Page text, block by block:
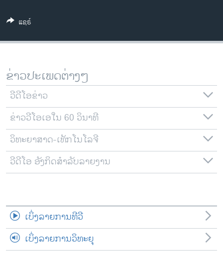
ທຸລະກິດ
ພາສາອັງກິດ
ສຽງ
ລາຍການກະຈາຍສຽງ
ລາຍງານ
ຕິດຕາມພວກເຮົາ ທີ່
ພາສາຕ່າງໆ
ແຊຣ໌
ຂ່າວປະເພດຕ່າງໆ
ວີດີໂອຂ່າວ
ຂ່າວວີໂອເອໃນ 60 ວິນາທີ
ວິທະຍາສາດ-ເທັກໂນໂລຈີ
ວີດີໂອ ອັງກິດສຳລັບລາຍງານ
ເບິ່ງລາຍການທີວີ
ເບິ່ງລາຍການວິທະຍຸ